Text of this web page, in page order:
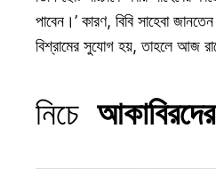
পাবেন।’ কারণ, বিবি সাহেবা
বিশ্রামের সুযোগ হয়, তাহলে আজ
নিচে আকাবিরদের